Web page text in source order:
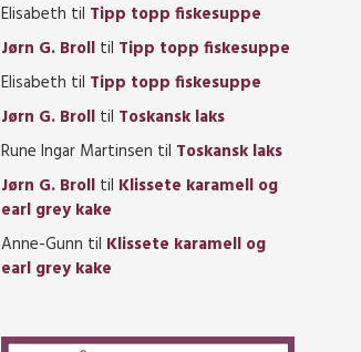
Elisabeth til Tipp topp fiskesuppe
Jørn G. Broll til Tipp topp fiskesuppe
Elisabeth til Tipp topp fiskesuppe
Jørn G. Broll til Toskansk laks
Rune Ingar Martinsen til Toskansk laks
Jørn G. Broll til Klissete karamell og
earl grey kake
Anne-Gunn til Klissete karamell og
earl grey kake